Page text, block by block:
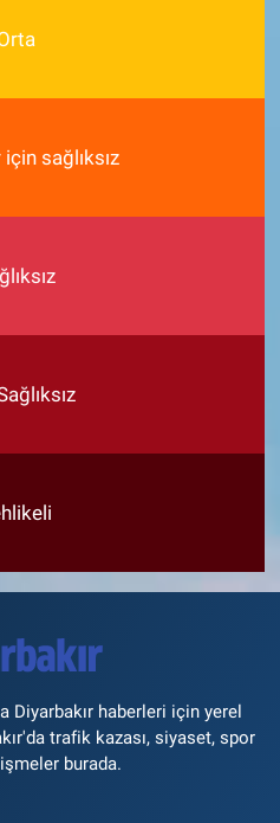
sağlıksız
Diyarbakır haberleri için yerel
trafik kazası, siyaset, spor
burada.